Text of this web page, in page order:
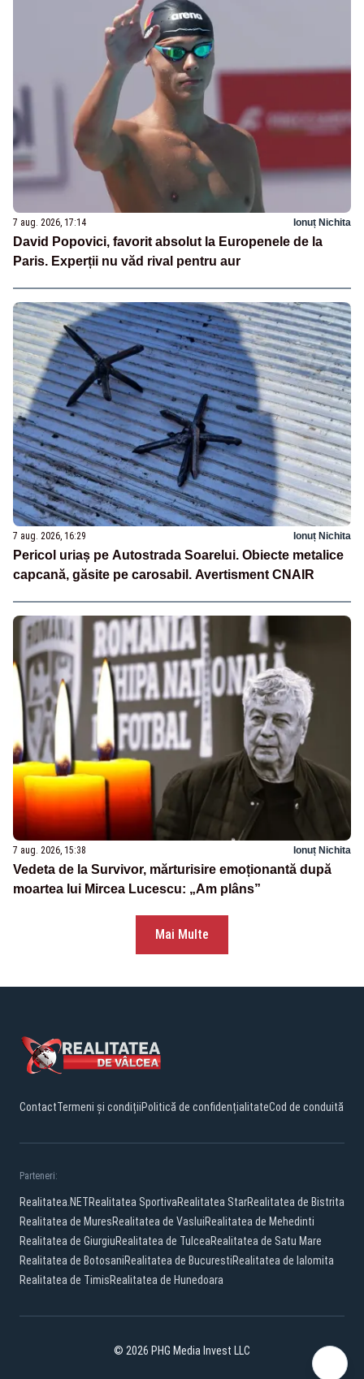
7 aug. 2026, 17:14 Ionuț Nichita
David Popovici, favorit absolut la Europenele de la
Paris. Experții nu văd rival pentru aur
7 aug. 2026, 16:29 Ionuț Nichita
Pericol uriaș pe Autostrada Soarelui. Obiecte metalice
capcană, găsite pe carosabil. Avertisment CNAIR
7 aug. 2026, 15:38 Ionuț Nichita
Vedeta de la Survivor, mărturisire emoționantă după
moartea lui Mircea Lucescu: „Am plâns”
Mai Multe
ContactTermeni și condițiiPolitică de confidențialitateCod de conduită
Parteneri:
Realitatea.NETRealitatea SportivaRealitatea StarRealitatea de Bistrita
Realitatea de MuresRealitatea de VasluiRealitatea de Mehedinti
Realitatea de GiurgiuRealitatea de TulceaRealitatea de Satu Mare
Realitatea de BotosaniRealitatea de BucurestiRealitatea de Ialomita
Realitatea de TimisRealitatea de Hunedoara
© 2026 PHG Media Invest LLC